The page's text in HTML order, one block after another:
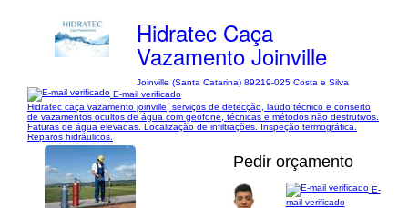
Hidratec Caça
Vazamento Joinville
Joinville (Santa Catarina) 89219-025 Costa e Silva
E-mail verificado
Hidratec caça vazamento joinville, serviços de detecção, laudo técnico e conserto
de vazamentos ocultos de água com geofone, técnicas e métodos não destrutivos.
Faturas de água elevadas. Localização de infiltrações. Inspeção termográfica.
Reparos hidráulicos.
Pedir orçamento
E-
mail verificado